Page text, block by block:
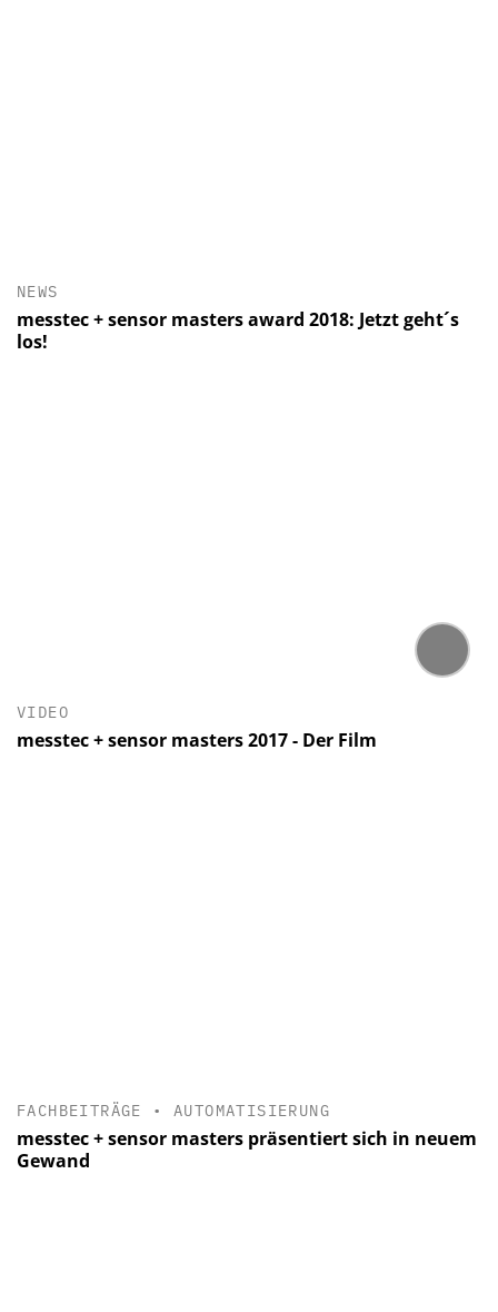
NEWS
messtec + sensor masters award 2018: Jetzt geht´s
los!
VIDEO
messtec + sensor masters 2017 - Der Film
FACHBEITRÄGE • AUTOMATISIERUNG
messtec + sensor masters präsentiert sich in neuem
Gewand